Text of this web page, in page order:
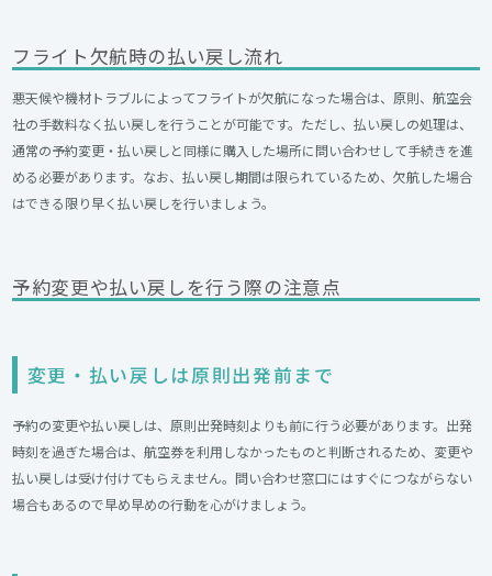
フライト欠航時の払い戻し流れ
悪天候や機材トラブルによってフライトが欠航になった場合は、原則、航空会
社の手数料なく払い戻しを行うことが可能です。ただし、払い戻しの処理は、
通常の予約変更・払い戻しと同様に購入した場所に問い合わせして手続きを進
める必要があります。なお、払い戻し期間は限られているため、欠航した場合
はできる限り早く払い戻しを行いましょう。
予約変更や払い戻しを行う際の注意点
変更・払い戻しは原則出発前まで
予約の変更や払い戻しは、原則出発時刻よりも前に行う必要があります。出発
時刻を過ぎた場合は、航空券を利用しなかったものと判断されるため、変更や
払い戻しは受け付けてもらえません。問い合わせ窓口にはすぐにつながらない
場合もあるので早め早めの行動を心がけましょう。